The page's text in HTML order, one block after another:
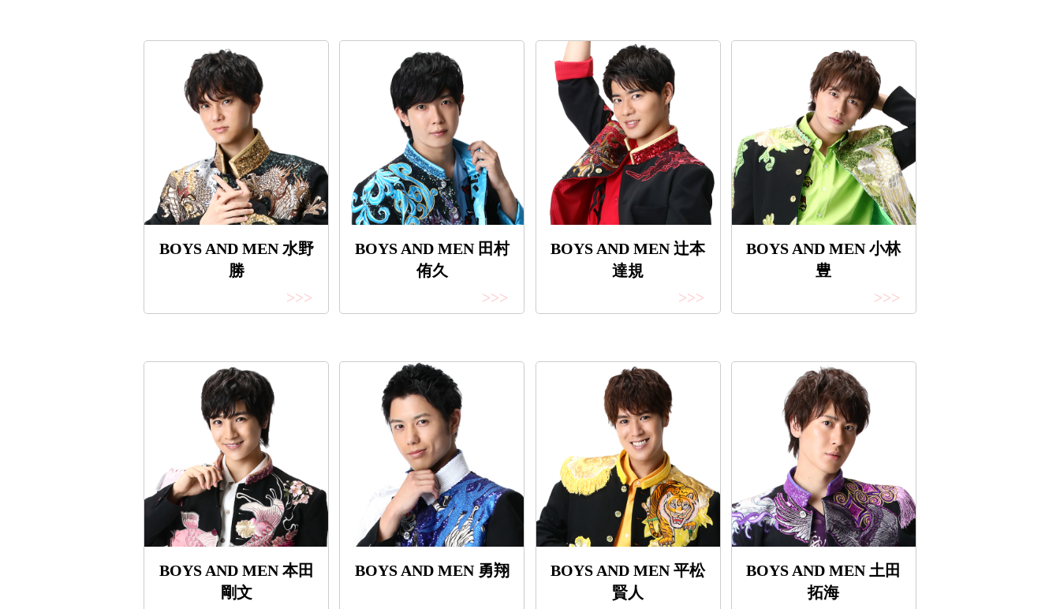
BOYS AND MEN 水野
勝
>>>
BOYS AND MEN 田村
侑久
>>>
BOYS AND MEN 辻本
達規
>>>
BOYS AND MEN 小林
豊
>>>
BOYS AND MEN 本田
剛文
BOYS AND MEN 勇翔
BOYS AND MEN 平松
賢人
BOYS AND MEN 土田
拓海